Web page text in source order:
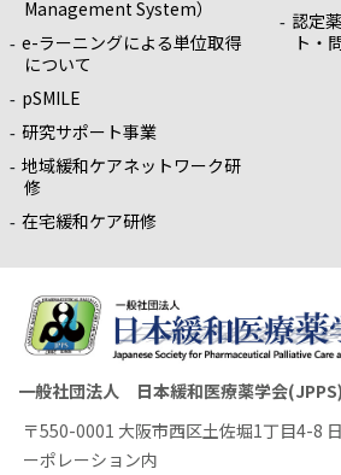
Management System）
e-ラーニングによる単位取得
について
pSMILE
研究サポート事業
地域緩和ケアネットワーク研
修
在宅緩和ケア研修
認定
ト・
一般社団法人 日本緩和医療薬学会
〒550-0001 大阪市西区土佐堀1丁目4-8
ーポレーション内